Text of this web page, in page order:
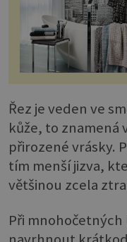
Řez je veden ve
kůže, to znamená
přirozené vrásky.
tím menší jizva,
většinou zcela
Při